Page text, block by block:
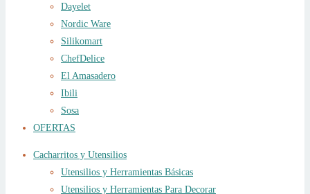
Dayelet
Nordic Ware
Silikomart
ChefDelice
El Amasadero
Ibili
Sosa
OFERTAS
Cacharritos y Utensilios
Utensilios y Herramientas Básicas
Utensilios y Herramientas Para Decorar